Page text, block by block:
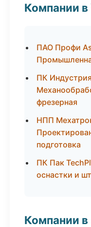
Компании в
ПАО Профи
ПК
фрезерная
НПП
подготовка
ПК Пак
оснастки и
Компании в